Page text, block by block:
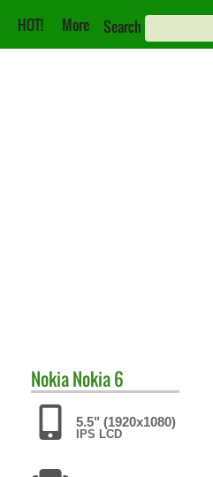
HOT! More Search
NokiaNokia 6
5.5" (1920x1080)
IPS LCD